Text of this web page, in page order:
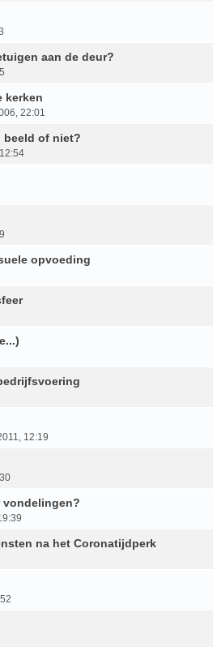
aan de deur?
kerken
22:01
beeld of niet?
opvoeding
12:19
vondelingen?
na het Coronatijdperk